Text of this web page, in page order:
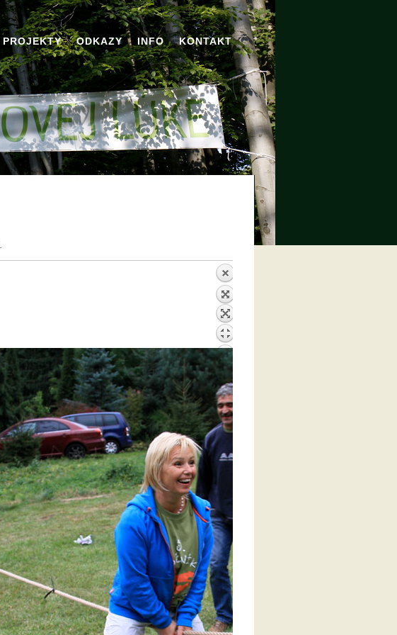
PROJEKTY ODKAZY INFO KONTAKT